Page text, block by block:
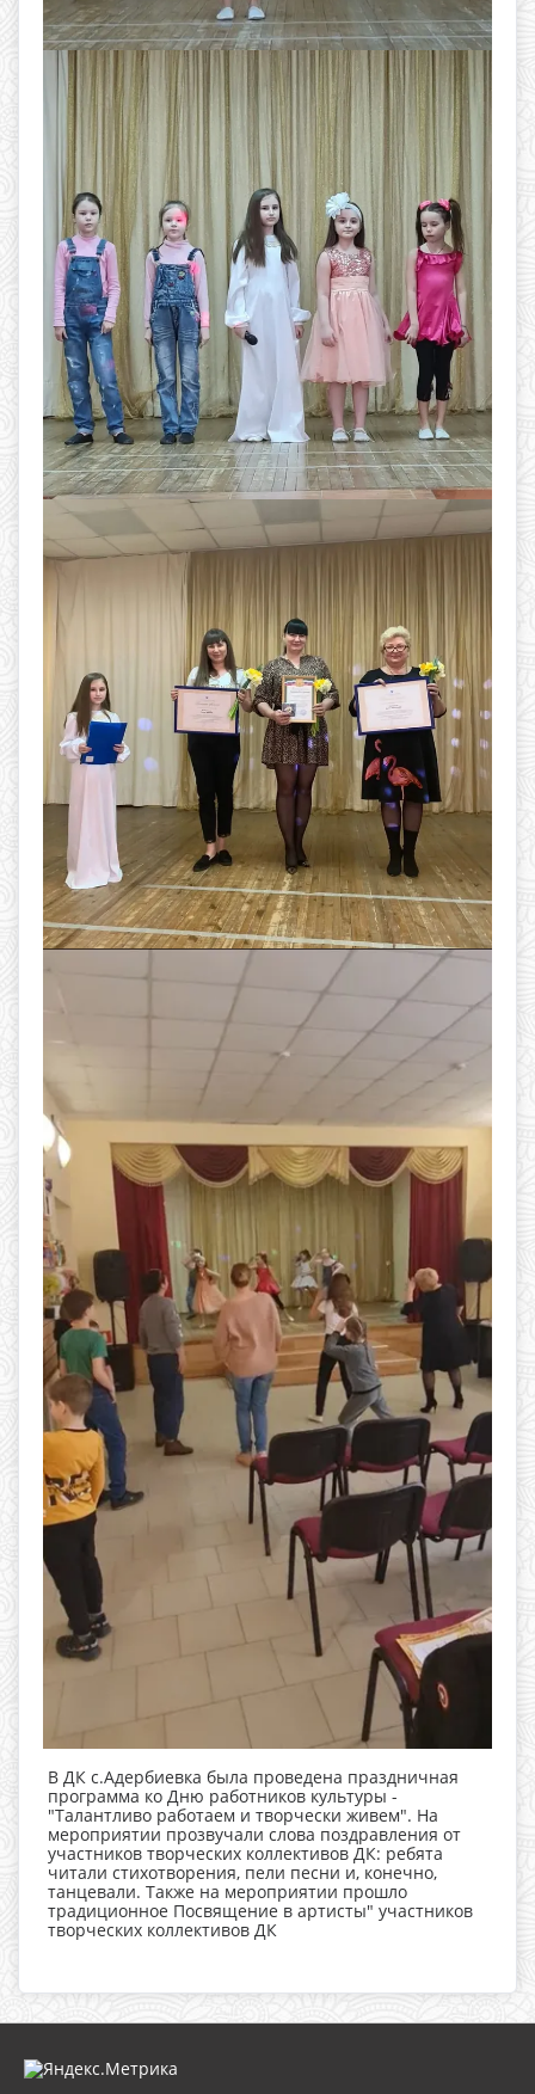
В ДК с.Адербиевка была проведена праздничная
программа ко Дню работников культуры -
"Талантливо работаем и творчески живем". На
мероприятии прозвучали слова поздравления от
участников творческих коллективов ДК: ребята
читали стихотворения, пели песни и, конечно,
танцевали. Также на мероприятии прошло
традиционное Посвящение в артисты" участников
творческих коллективов ДК